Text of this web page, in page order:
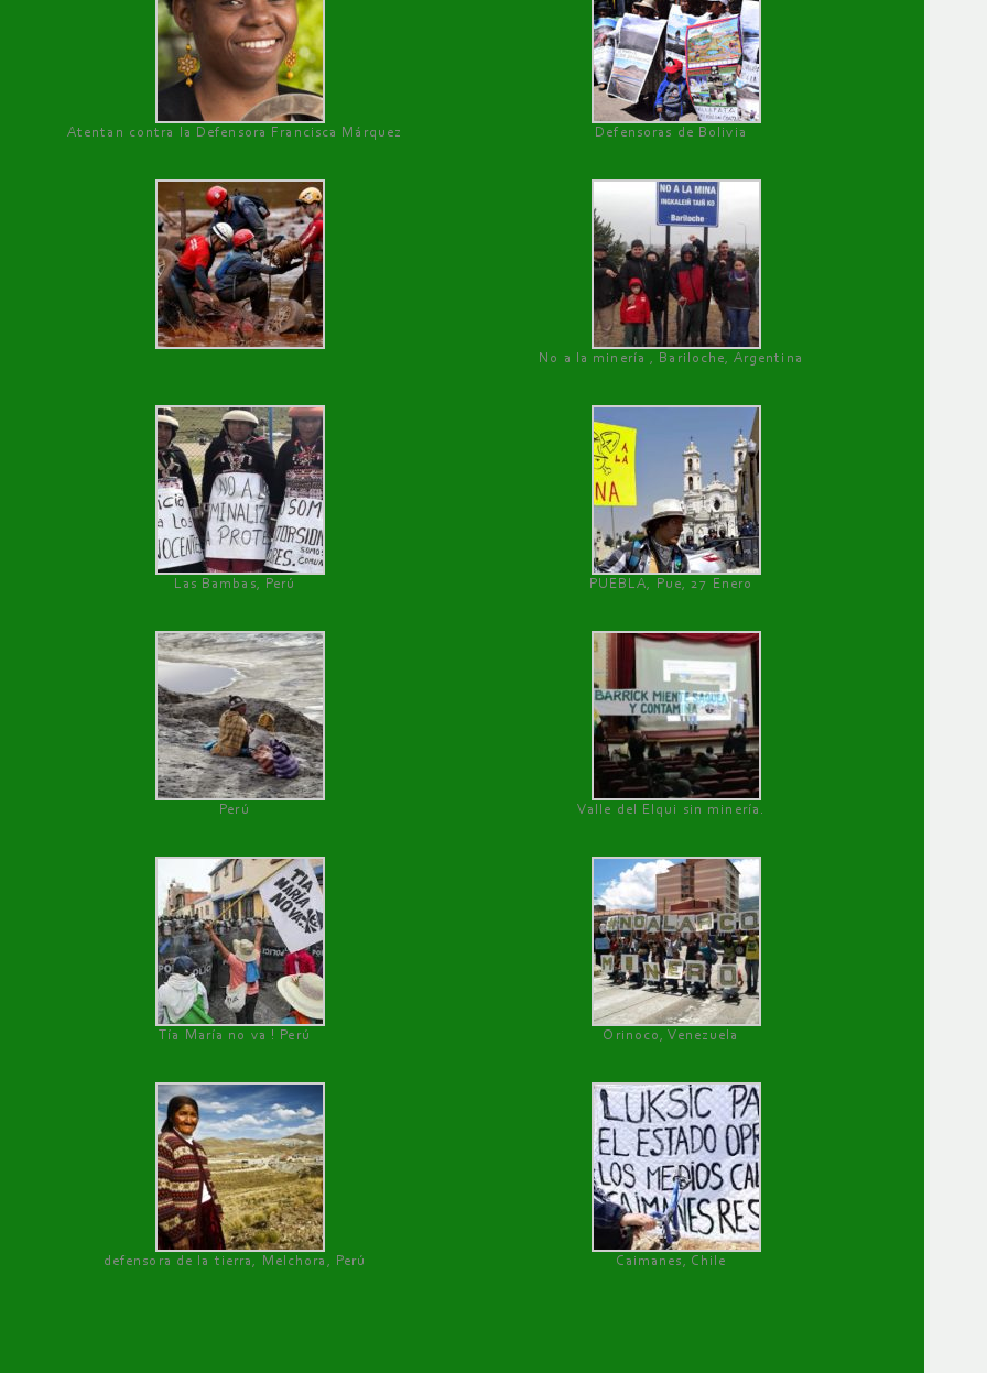
Atentan contra la Defensora Francisca Márquez Defensoras de Bolivia
No a la minería , Bariloche, Argentina
Las Bambas, Perú PUEBLA, Pue, 27 Enero
Perú Valle del Elqui sin minería.
Tía María no va ! Perú Orinoco, Venezuela
defensora de la tierra, Melchora, Perú Caimanes, Chile